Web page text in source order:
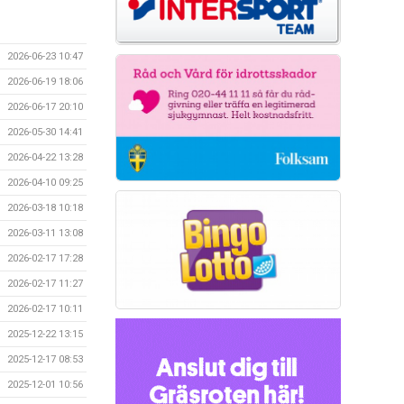
2026-06-23 10:47
2026-06-19 18:06
2026-06-17 20:10
2026-05-30 14:41
2026-04-22 13:28
2026-04-10 09:25
2026-03-18 10:18
2026-03-11 13:08
2026-02-17 17:28
2026-02-17 11:27
2026-02-17 10:11
2025-12-22 13:15
2025-12-17 08:53
2025-12-01 10:56